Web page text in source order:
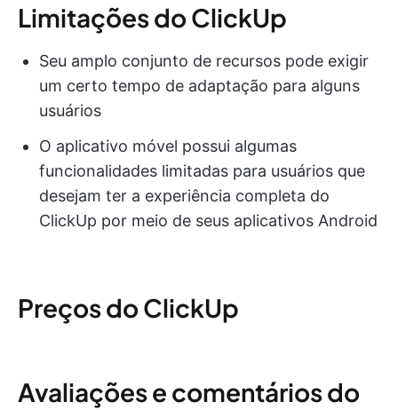
Limitações do ClickUp
Seu amplo conjunto de recursos pode exigir
um certo tempo de adaptação para alguns
usuários
O aplicativo móvel possui algumas
funcionalidades limitadas para usuários que
desejam ter a experiência completa do
ClickUp por meio de seus aplicativos Android
Preços do ClickUp
Avaliações e comentários do